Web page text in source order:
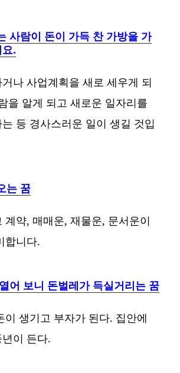
사람이 돈이 가득 찬 가방을 가
.
나 사업계획을 새로 세우게 되
을 알게 되고 새로운 일자리를
등 경사스러운 일이 생길 것입
는 꿈
계약, 매매운, 재물운, 문서운이
합니다.
어 보니 돈벌레가 득실거리는 꿈
이 생기고 부자가 된다. 집안에
이 든다.